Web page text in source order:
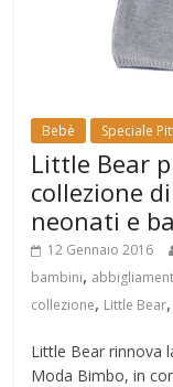
Bebè Speciale
Little Bear
collezione
neonati e
12 Gennaio 2016
bambini,
collezione, Little Bear,
Little Bear rinnova
Moda Bimbo, in